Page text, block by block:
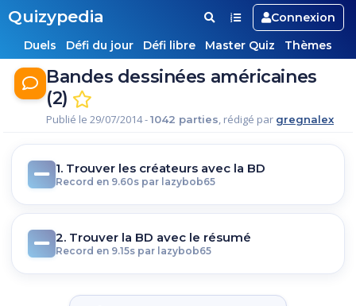
Quizypedia
Connexion
Duels
Défi du jour Défi libre Master Quiz Thèmes
Bandes dessinées américaines
(2)
Publié le 29/07/2014 -1042 parties, rédigé par gregnalex
1. Trouver les créateurs avec la BD
Record en 9.60s par lazybob65
2. Trouver la BD avec le résumé
Record en 9.15s par lazybob65